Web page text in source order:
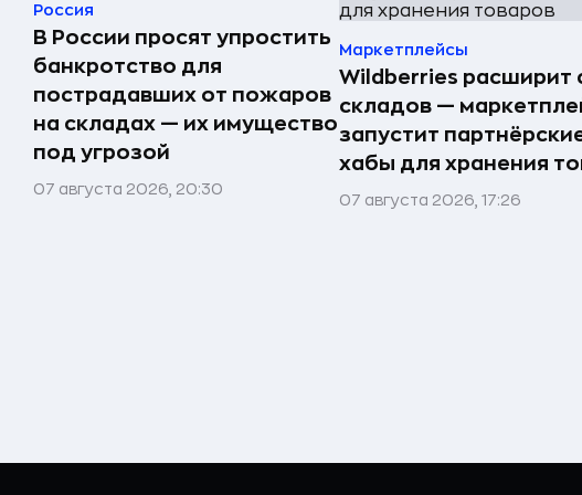
Россия
В России просят упростить
банкротство для
пострадавших от пожаров
на складах — их имущество
под угрозой
07 августа 2026, 20:30
Маркетплейсы
Wildberries расширит
складов —
запустит
хабы для хранения
07 августа 2026, 17:26